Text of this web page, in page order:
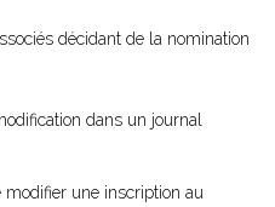
décidant de la nomination
dans un journal
modifier une inscription au